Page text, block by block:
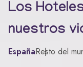
Los
nuestros
EspañaResto del